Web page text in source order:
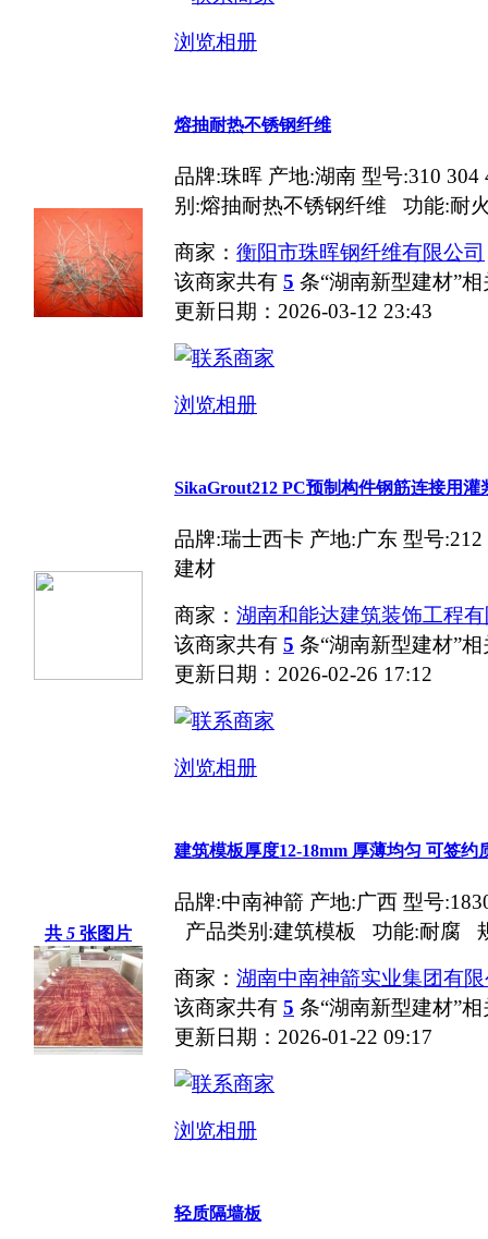
浏览相册
熔抽耐热不锈钢纤维
品牌:珠晖 产地:湖南 型号:310
别:熔抽耐热不锈钢纤维 功能:耐
商家： 衡阳市珠晖钢纤维有限公司
该商家共有 5 条“湖南新型建材”
更新日期：2026-03-12 23:43
浏览相册
SikaGrout212 PC预制构件钢筋连接用灌
品牌:瑞士西卡 产地:广东 型号
建材
商家： 湖南和能达建筑装饰工程
该商家共有 5 条“湖南新型建材”
更新日期：2026-02-26 17:12
浏览相册
共 5 张图片
建筑模板厚度12-18mm 厚薄均匀 可签约
品牌:中南神箭 产地:广西 型号
产品类别:建筑模板 功能:耐腐
商家： 湖南中南神箭实业集团有
该商家共有 5 条“湖南新型建材”
更新日期：2026-01-22 09:17
浏览相册
轻质隔墙板